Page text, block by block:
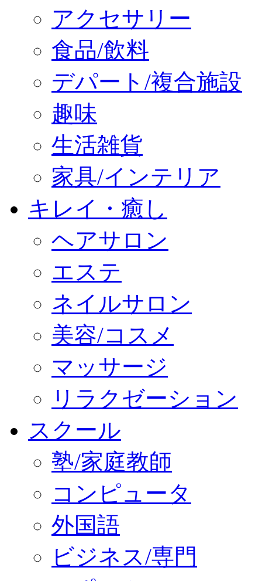
アクセサリー
食品/飲料
デパート/複合施設
趣味
生活雑貨
家具/インテリア
キレイ・癒し
ヘアサロン
エステ
ネイルサロン
美容/コスメ
マッサージ
リラクゼーション
スクール
塾/家庭教師
コンピュータ
外国語
ビジネス/専門